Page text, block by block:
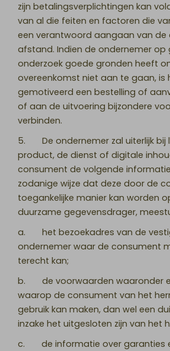
zijn betalingsverplichtingen kan
van al die feiten en factoren die
een verantwoord aangaan van de
afstand. Indien de ondernemer op
onderzoek goede gronden heeft
overeenkomst niet aan te gaan, is
gemotiveerd een bestelling of
of aan de uitvoering bijzondere
verbinden.
5. De ondernemer zal uiterlijk bij
product, de dienst of digitale
consument de volgende
zodanige wijze dat deze door de
toegankelijke manier kan worden
duurzame gegevensdrager,
a. het bezoekadres van de
ondernemer waar de consument
terecht kan;
b. de voorwaarden waaronder
waarop de consument van het
gebruik kan maken, dan wel een
inzake het uitgesloten zijn van het
c. de informatie over garanties